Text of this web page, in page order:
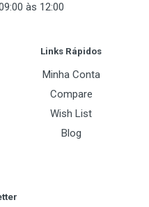
às 12:00
Links Rápidos
Minha Conta
Compare
Wish List
Blog